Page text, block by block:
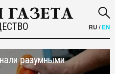
RU /EN
разумными